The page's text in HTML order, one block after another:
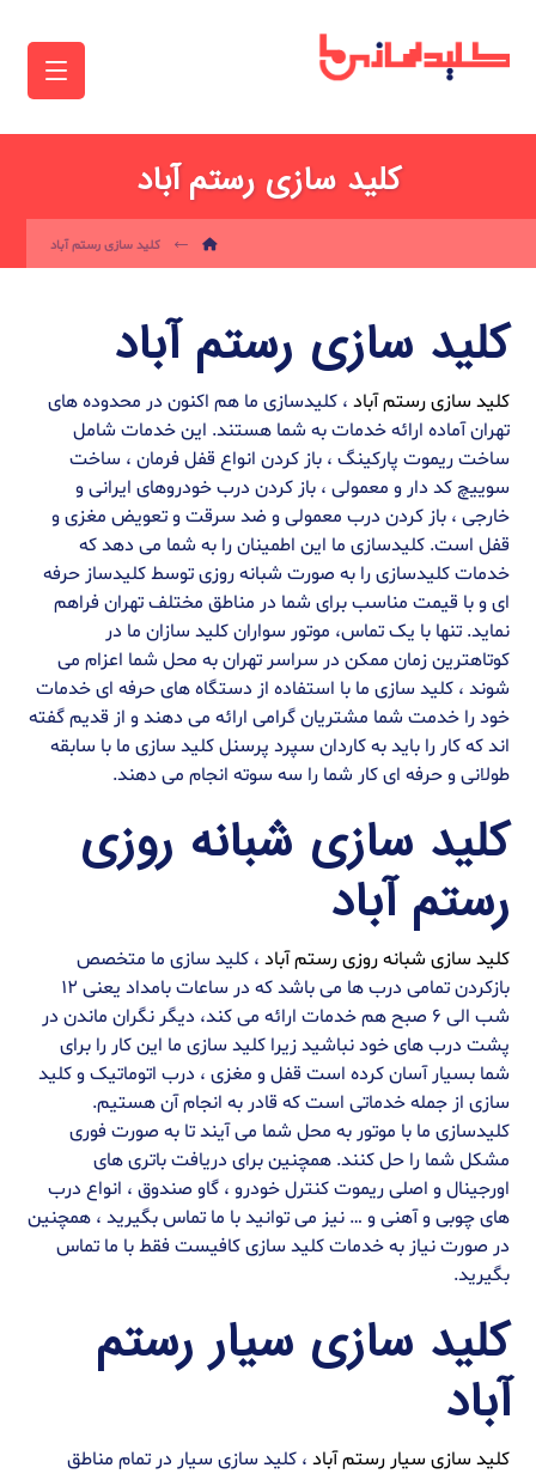
کلید سازی رستم آباد
کلید سازی رستم آباد
کلید سازی رستم آباد
کلید سازی رستم آباد ، کلیدسازی ما هم اکنون در محدوده های
تهران آماده ارائه خدمات به شما هستند. این خدمات شامل
ساخت ریموت پارکینگ ، باز کردن انواع قفل فرمان ، ساخت
سوییچ کد دار و معمولی ، باز کردن درب خودروهای ایرانی و
خارجی ، باز کردن درب معمولی و ضد سرقت و تعویض مغزی و
قفل است. کلیدسازی ما این اطمینان را به شما می دهد که
خدمات کلیدسازی را به صورت شبانه روزی توسط کلیدساز حرفه
ای و با قیمت مناسب برای شما در مناطق مختلف تهران فراهم
نماید. تنها با یک تماس، موتور سواران کلید سازان ما در
کوتاهترین زمان ممکن در سراسر تهران به محل شما اعزام می
شوند ، کلید سازی ما با استفاده از دستگاه های حرفه ای خدمات
خود را خدمت شما مشتریان گرامی ارائه می دهند و از قدیم گفته
اند که کار را باید به کاردان سپرد پرسنل کلید سازی ما با سابقه
طولانی و حرفه ای کار شما را سه سوته انجام می دهند.
کلید سازی شبانه روزی
رستم آباد
کلید سازی شبانه روزی رستم آباد ، کلید سازی ما متخصص
بازکردن تمامی درب ها می باشد که در ساعات بامداد یعنی ۱۲
شب الی ۶ صبح هم خدمات ارائه می کند، دیگر نگران ماندن در
پشت درب های خود نباشید زیرا کلید سازی ما این کار را برای
شما بسیار آسان کرده است قفل و مغزی ، درب اتوماتیک و کلید
سازی از جمله خدماتی است که قادر به انجام آن هستیم.
کلیدسازی ما با موتور به محل شما می آیند تا به صورت فوری
مشکل شما را حل کنند. همچنین برای دریافت باتری های
اورجینال و اصلی ریموت کنترل خودرو ، گاو صندوق ، انواع درب
های چوبی و آهنی و … نیز می توانید با ما تماس بگیرید ، همچنین
در صورت نیاز به خدمات کلید سازی کافیست فقط با ما تماس
بگیرید.
کلید سازی سیار رستم
آباد
کلید سازی سیار رستم آباد ، کلید سازی سیار در تمام مناطق